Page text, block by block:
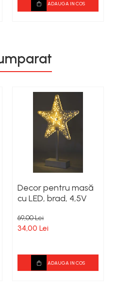
ADAUGA IN COS
Decor pentru masă
cu LED, brad, 4,5V
69,00 Lei
34,00 Lei
ADAUGA IN COS